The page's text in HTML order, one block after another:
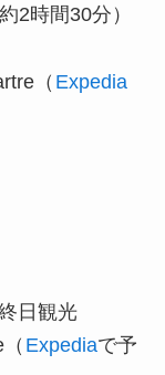
2時間30分）
（ Expedia
日観光
Expediaで予